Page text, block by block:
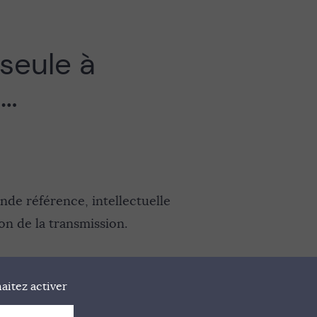
à
référence, intellectuelle
de la transmission.
activer